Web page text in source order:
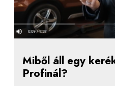
Miből áll egy
Profinál?